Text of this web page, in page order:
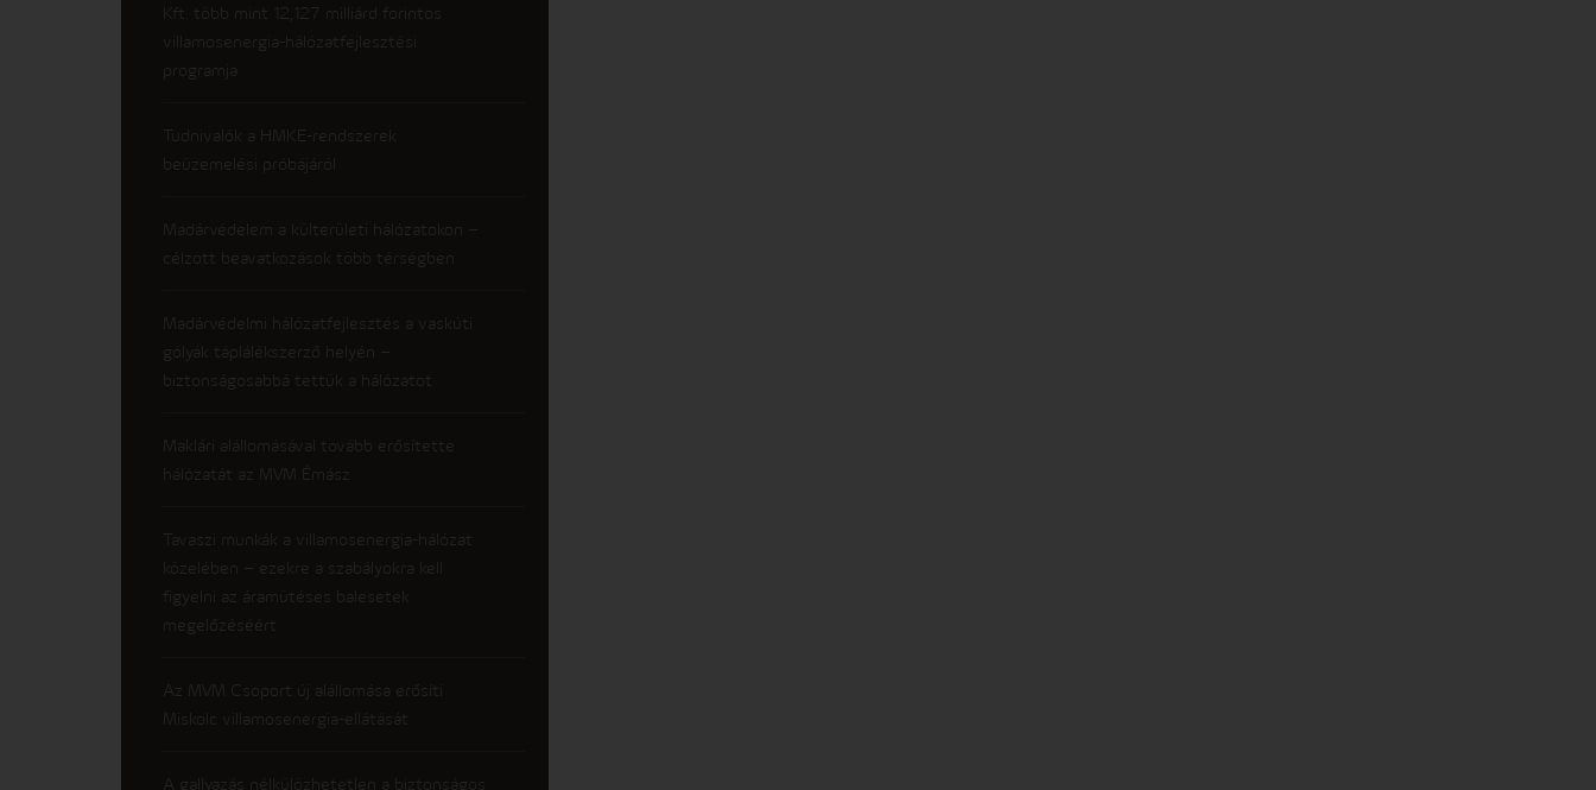
Kft. több mint 12,127 milliárd forintos
villamosenergia-hálózatfejlesztési
programja
Tudnivalók a HMKE-rendszerek
beüzemelési próbájáról
Madárvédelem a külterületi hálózatokon –
célzott beavatkozások több térségben
Madárvédelmi hálózatfejlesztés a vaskúti
gólyák táplálékszerző helyén –
biztonságosabbá tettük a hálózatot
Maklári alállomásával tovább erősítette
hálózatát az MVM Émász
Tavaszi munkák a villamosenergia-hálózat
közelében – ezekre a szabályokra kell
figyelni az áramütéses balesetek
megelőzéséért
Az MVM Csoport új alállomása erősíti
Miskolc villamosenergia-ellátását
A gallyazás nélkülözhetetlen a biztonságos